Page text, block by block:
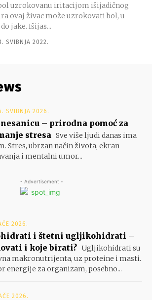
uzrokovanu iritacijom išijadičnog
ovaj živac može uzrokovati bol, u
jake. Išijas...
SVIBNJA 2022.
SVIBNJA 2026.
nesanicu – prirodna pomoć za
stresa Sve više ljudi danas ima
Stres, ubrzan način života, ekran
i mentalni umor...
- Advertisement -
2026.
i štetni ugljikohidrati –
i koje birati? Ugljikohidrati su
makronutrijenta, uz proteine i masti.
energije za organizam, posebno...
2026.